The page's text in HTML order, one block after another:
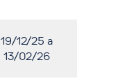
19/12/25 a
13/02/26